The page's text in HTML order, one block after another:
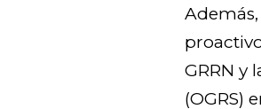
GRRN y
(OGRS)